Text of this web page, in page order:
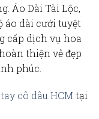
Áo Dài Tài Lộc,
dài cưới tuyệt
cấp dịch vụ hoa
thiện vẻ đẹp
phúc.
cô dâu HCMtại